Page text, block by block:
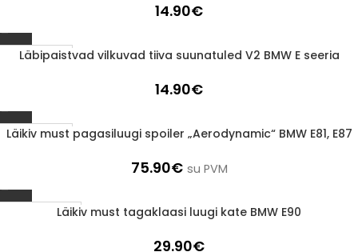
14.90€
1-3 d.d.
Läbipaistvad vilkuvad tiiva suunatuled V2 BMW E seeria
14.90€
1-3 d.d.
Läikiv must pagasiluugi spoiler „Aerodynamic“ BMW E81, E87
75.90€ su PVM
LäbimüüdudLäikiv must tagaklaasi luugi kate BMW E90
29.90€